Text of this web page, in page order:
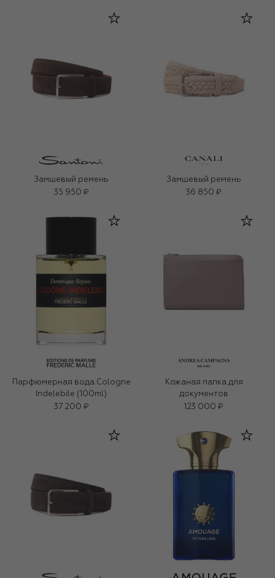
Замшевый ремень
35 950 ₽
Замшевый ремень
36 850 ₽
Парфюмерная вода Cologne
Indelebile (100ml)
37 200 ₽
Кожаная папка для
документов
123 000 ₽